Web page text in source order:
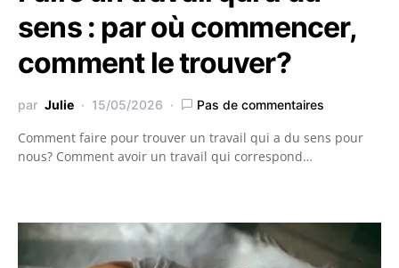
sens : par où commencer,
comment le trouver?
par Julie 15/05/2026 Pas de commentaires
Comment faire pour trouver un travail qui a du sens pour
nous? Comment avoir un travail qui correspond…